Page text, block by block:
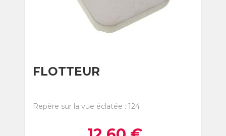
FLOTTEUR
Repère sur la vue éclatée : 124